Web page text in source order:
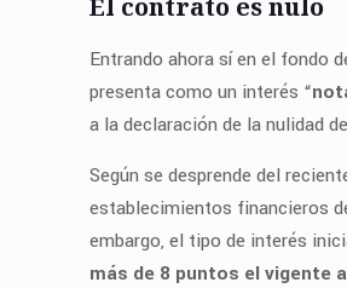
Entrando ahora sí en el fondo
presenta como un interés “
a la declaración de la nulidad
Según se desprende del
establecimientos financieros
embargo, el tipo de interés
más de 8 puntos el vigente